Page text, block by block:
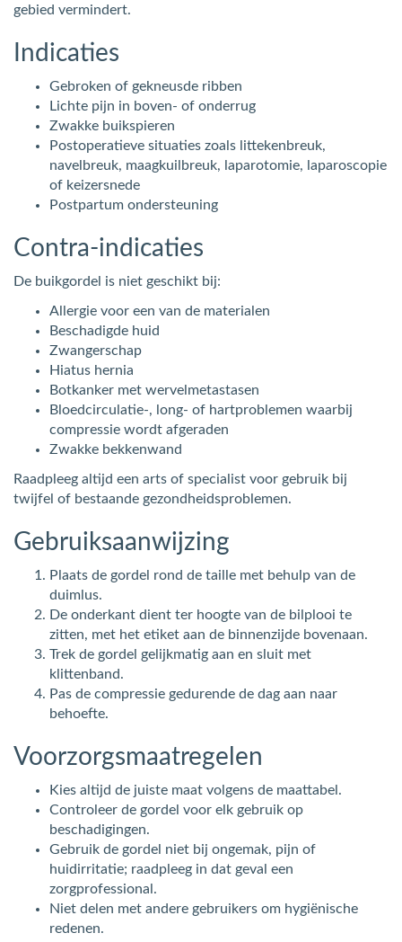
gebied vermindert.
Indicaties
Gebroken of gekneusde ribben
Lichte pijn in boven- of onderrug
Zwakke buikspieren
Postoperatieve situaties zoals littekenbreuk,
navelbreuk, maagkuilbreuk, laparotomie, laparoscopie
of keizersnede
Postpartum ondersteuning
Contra-indicaties
De buikgordel is niet geschikt bij:
Allergie voor een van de materialen
Beschadigde huid
Zwangerschap
Hiatus hernia
Botkanker met wervelmetastasen
Bloedcirculatie-, long- of hartproblemen waarbij
compressie wordt afgeraden
Zwakke bekkenwand
Raadpleeg altijd een arts of specialist voor gebruik bij
twijfel of bestaande gezondheidsproblemen.
Gebruiksaanwijzing
Plaats de gordel rond de taille met behulp van de
duimlus.
De onderkant dient ter hoogte van de bilplooi te
zitten, met het etiket aan de binnenzijde bovenaan.
Trek de gordel gelijkmatig aan en sluit met
klittenband.
Pas de compressie gedurende de dag aan naar
behoefte.
Voorzorgsmaatregelen
Kies altijd de juiste maat volgens de maattabel.
Controleer de gordel voor elk gebruik op
beschadigingen.
Gebruik de gordel niet bij ongemak, pijn of
huidirritatie; raadpleeg in dat geval een
zorgprofessional.
Niet delen met andere gebruikers om hygiënische
redenen.